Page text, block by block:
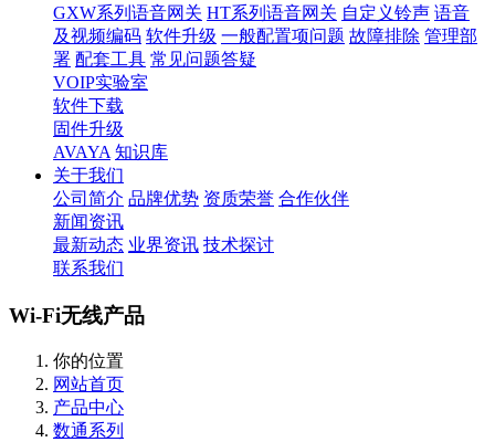
GXW系列语音网关 HT系列语音网关 自定义铃声 语音
及视频编码 软件升级 一般配置项问题 故障排除 管理部
署 配套工具 常见问题答疑
VOIP实验室
软件下载
固件升级
AVAYA 知识库
关于我们
公司简介 品牌优势 资质荣誉 合作伙伴
新闻资讯
最新动态 业界资讯 技术探讨
联系我们
Wi-Fi无线产品
你的位置
网站首页
产品中心
数通系列